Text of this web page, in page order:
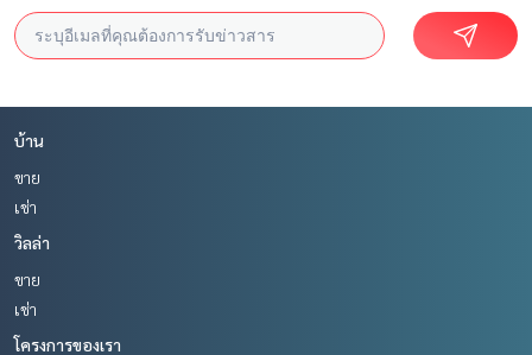
บ้าน
ขาย
เช่า
วิลล่า
ขาย
เช่า
โครงการของเรา